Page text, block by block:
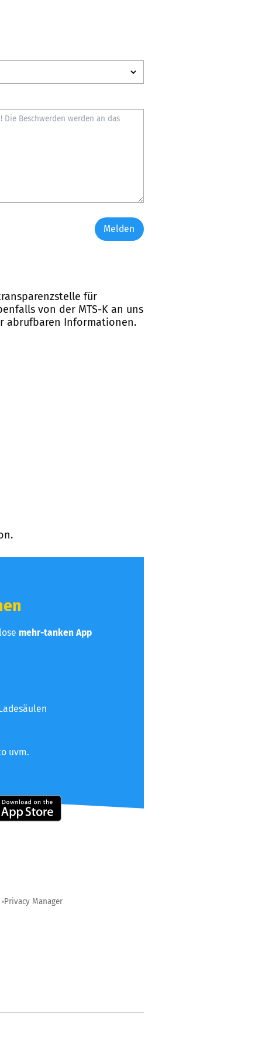
Melden
für
von der MTS-K an uns
abrufbaren Informationen.
mehr-tanken App
uvm.
Privacy Manager